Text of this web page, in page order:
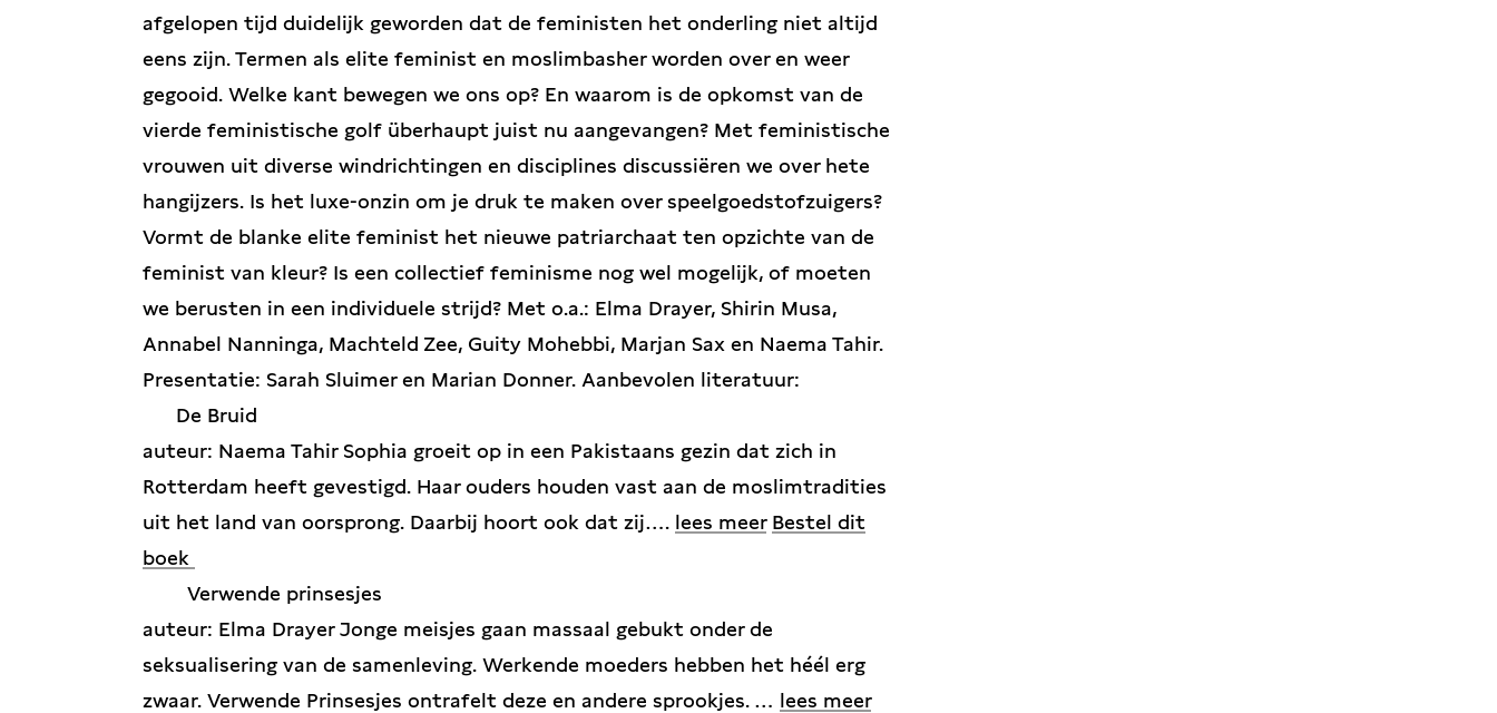
afgelopen tijd duidelijk geworden dat de feministen het onderling niet altijd
eens zijn. Termen als elite feminist en moslimbasher worden over en weer
gegooid. Welke kant bewegen we ons op? En waarom is de opkomst van de
vierde feministische golf überhaupt juist nu aangevangen? Met feministische
vrouwen uit diverse windrichtingen en disciplines discussiëren we over hete
hangijzers. Is het luxe-onzin om je druk te maken over speelgoedstofzuigers?
Vormt de blanke elite feminist het nieuwe patriarchaat ten opzichte van de
feminist van kleur? Is een collectief feminisme nog wel mogelijk, of moeten
we berusten in een individuele strijd? Met o.a.: Elma Drayer, Shirin Musa,
Annabel Nanninga, Machteld Zee, Guity Mohebbi, Marjan Sax en Naema Tahir.
Presentatie: Sarah Sluimer en Marian Donner. Aanbevolen literatuur:
De Bruid
auteur: Naema Tahir Sophia groeit op in een Pakistaans gezin dat zich in
Rotterdam heeft gevestigd. Haar ouders houden vast aan de moslimtradities
uit het land van oorsprong. Daarbij hoort ook dat zij…. lees meer Bestel dit
boek
Verwende prinsesjes
auteur: Elma Drayer Jonge meisjes gaan massaal gebukt onder de
seksualisering van de samenleving. Werkende moeders hebben het héél erg
zwaar. Verwende Prinsesjes ontrafelt deze en andere sprookjes. … lees meer